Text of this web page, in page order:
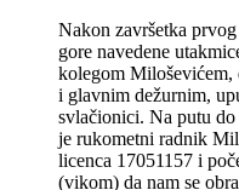
Nakon završetka
gore navedene
kolegom Miloševićem,
i glavnim dežurnim,
svlačionici. Na putu do
je rukometni radnik
licenca 17051157 i
(vikom) da nam se